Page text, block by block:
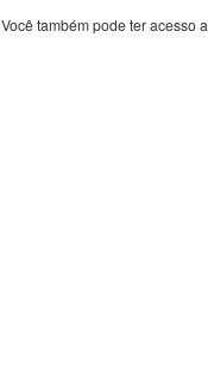
Você também pode ter acesso